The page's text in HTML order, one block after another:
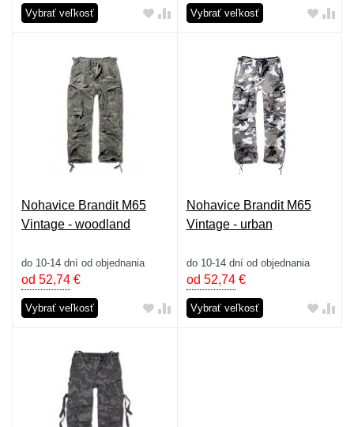
Vybrať veľkosť Vybrať veľkosť
Nohavice Brandit M65
Vintage - woodland
do 10-14 dní od objednania
od 52,74 €
Vybrať veľkosť
Nohavice Brandit M65
Vintage - urban
do 10-14 dní od objednania
od 52,74€
Vybrať veľkosť